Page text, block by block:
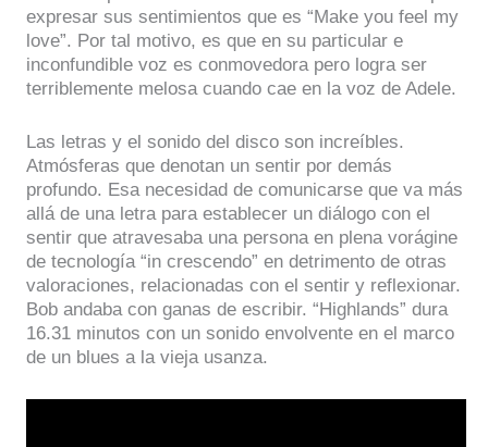
expresar sus sentimientos que es “Make you feel my
love”. Por tal motivo, es que en su particular e
inconfundible voz es conmovedora pero logra ser
terriblemente melosa cuando cae en la voz de Adele.
Las letras y el sonido del disco son increíbles.
Atmósferas que denotan un sentir por demás
profundo. Esa necesidad de comunicarse que va más
allá de una letra para establecer un diálogo con el
sentir que atravesaba una persona en plena vorágine
de tecnología “in crescendo” en detrimento de otras
valoraciones, relacionadas con el sentir y reflexionar.
Bob andaba con ganas de escribir. “Highlands” dura
16.31 minutos con un sonido envolvente en el marco
de un blues a la vieja usanza.